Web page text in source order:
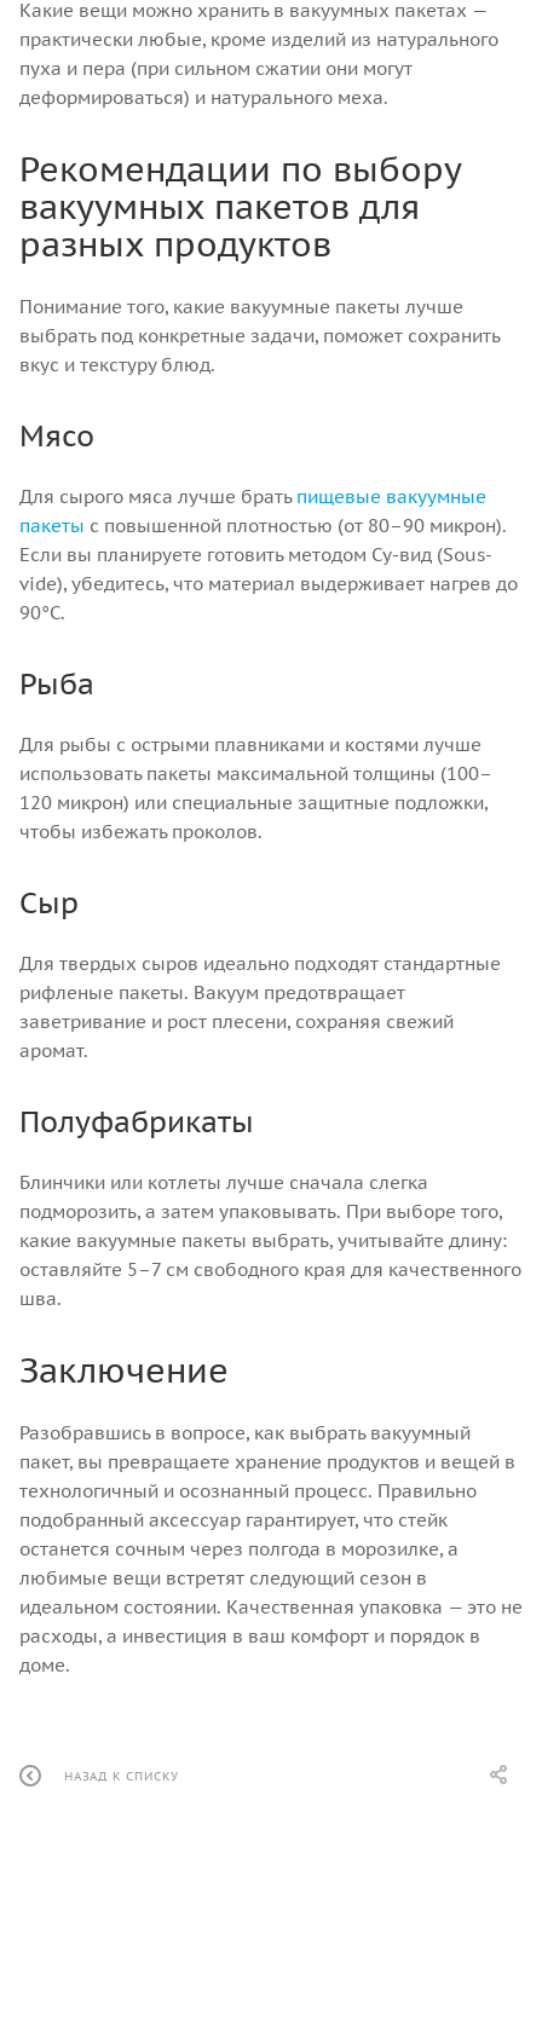
Какие вещи можно хранить в вакуумных пакетах —
практически любые, кроме изделий из натурального
пуха и пера (при сильном сжатии они могут
деформироваться) и натурального меха.
Рекомендации по выбору
вакуумных пакетов для
разных продуктов
Понимание того, какие вакуумные пакеты лучше
выбрать под конкретные задачи, поможет сохранить
вкус и текстуру блюд.
Мясо
Для сырого мяса лучше брать пищевые вакуумные
пакеты с повышенной плотностью (от 80–90 микрон).
Если вы планируете готовить методом Су-вид (Sous-
vide), убедитесь, что материал выдерживает нагрев до
90°C.
Рыба
Для рыбы с острыми плавниками и костями лучше
использовать пакеты максимальной толщины (100–
120 микрон) или специальные защитные подложки,
чтобы избежать проколов.
Сыр
Для твердых сыров идеально подходят стандартные
рифленые пакеты. Вакуум предотвращает
заветривание и рост плесени, сохраняя свежий
аромат.
Полуфабрикаты
Блинчики или котлеты лучше сначала слегка
подморозить, а затем упаковывать. При выборе того,
какие вакуумные пакеты выбрать, учитывайте длину:
оставляйте 5–7 см свободного края для качественного
шва.
Заключение
Разобравшись в вопросе, как выбрать вакуумный
пакет, вы превращаете хранение продуктов и вещей в
технологичный и осознанный процесс. Правильно
подобранный аксессуар гарантирует, что стейк
останется сочным через полгода в морозилке, а
любимые вещи встретят следующий сезон в
идеальном состоянии. Качественная упаковка — это не
расходы, а инвестиция в ваш комфорт и порядок в
доме.
НАЗАД К СПИСКУ